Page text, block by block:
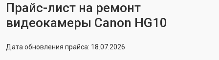
Прайс-лист на ремонт
видеокамеры Canon HG10
Дата обновления прайса: 18.07.2026